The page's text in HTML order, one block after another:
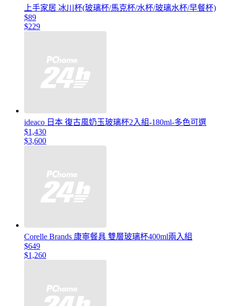
上手家居 冰川杯(玻璃杯/馬克杯/水杯/玻璃水杯/早餐杯)
$89
$229
ideaco 日本 復古風奶玉玻璃杯2入組-180ml-多色可選
$1,430
$3,600
Corelle Brands 康寧餐具 雙層玻璃杯400ml兩入組
$649
$1,260